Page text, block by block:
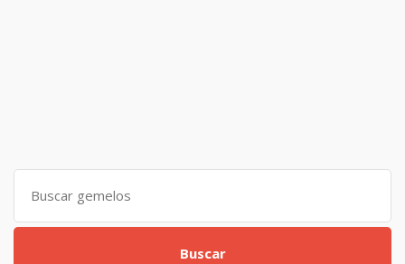
Search
for:
Buscar